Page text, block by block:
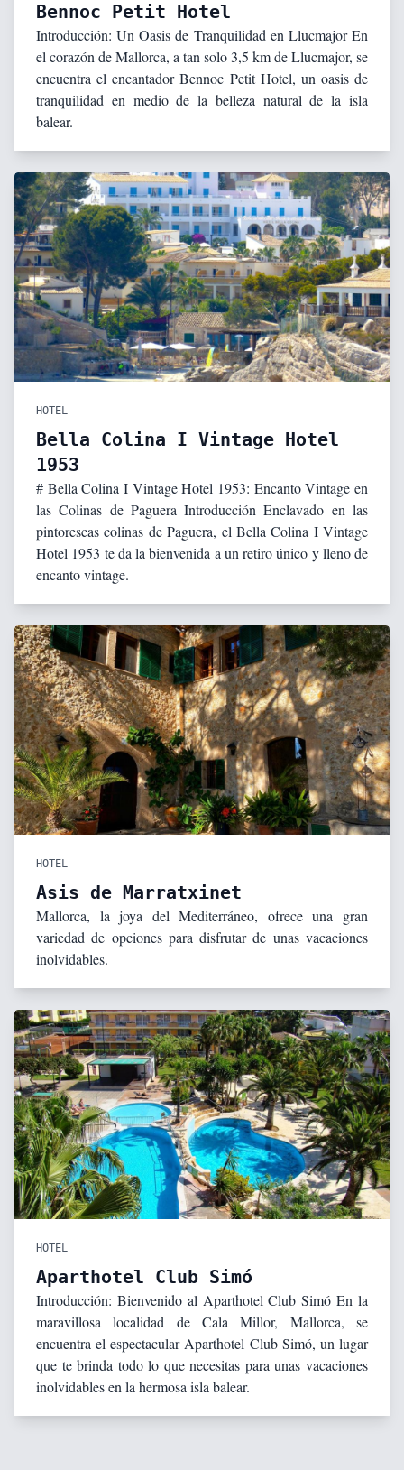
Bennoc Petit Hotel
Introducción: Un Oasis de Tranquilidad en Llucmajor En
el corazón de Mallorca, a tan solo 3,5 km de Llucmajor, se
encuentra el encantador Bennoc Petit Hotel, un oasis de
tranquilidad en medio de la belleza natural de la isla
balear.
HOTEL
Bella Colina I Vintage Hotel
1953
# Bella Colina I Vintage Hotel 1953: Encanto Vintage en
las Colinas de Paguera Introducción Enclavado en las
pintorescas colinas de Paguera, el Bella Colina I Vintage
Hotel 1953 te da la bienvenida a un retiro único y lleno de
encanto vintage.
HOTEL
Asis de Marratxinet
Mallorca, la joya del Mediterráneo, ofrece una gran
variedad de opciones para disfrutar de unas vacaciones
inolvidables.
HOTEL
Aparthotel Club Simó
Introducción: Bienvenido al Aparthotel Club Simó En la
maravillosa localidad de Cala Millor, Mallorca, se
encuentra el espectacular Aparthotel Club Simó, un lugar
que te brinda todo lo que necesitas para unas vacaciones
inolvidables en la hermosa isla balear.